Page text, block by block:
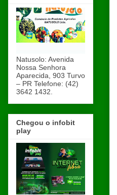
Natusolo: Avenida
Nossa Senhora
Aparecida, 903 Turvo
– PR Telefone: (42)
3642 1432.
Chegou o infobit
play